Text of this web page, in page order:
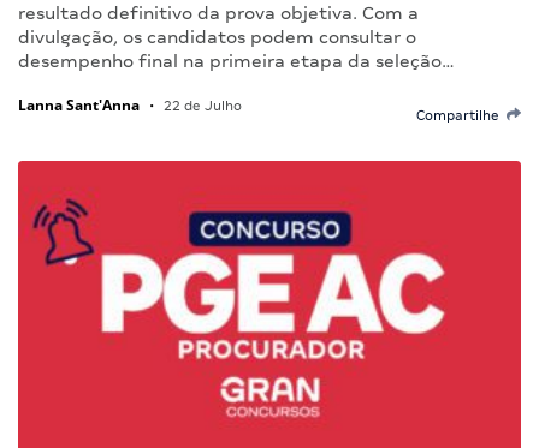
resultado definitivo da prova objetiva. Com a
divulgação, os candidatos podem consultar o
desempenho final na primeira etapa da seleção…
Lanna Sant'Anna • 22 de Julho
Compartilhe